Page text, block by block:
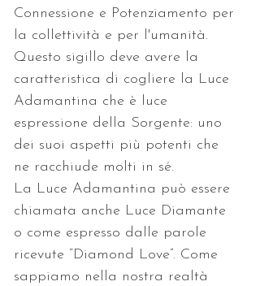
Connessione e Potenziamento per
la collettività e per l'umanità.
Questo sigillo deve avere la
caratteristica di cogliere la Luce
Adamantina che è luce
espressione della Sorgente: uno
dei suoi aspetti più potenti che
ne racchiude molti in sé.
La Luce Adamantina può essere
chiamata anche Luce Diamante
o come espresso dalle parole
ricevute “Diamond Love”. Come
sappiamo nella nostra realtà